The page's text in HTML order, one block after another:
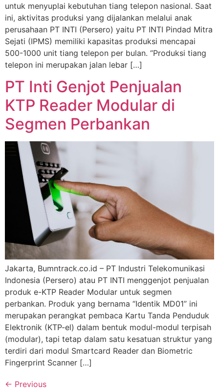
untuk menyuplai kebutuhan tiang telepon nasional. Saat
ini, aktivitas produksi yang dijalankan melalui anak
perusahaan PT INTI (Persero) yaitu PT INTI Pindad Mitra
Sejati (IPMS) memiliki kapasitas produksi mencapai
500-1000 unit tiang telepon per bulan. “Produksi tiang
telepon ini merupakan jalan lebar […]
PT Inti Genjot Penjualan
KTP Reader Modular di
Segmen Perbankan
Jakarta, Bumntrack.co.id – PT Industri Telekomunikasi
Indonesia (Persero) atau PT INTI menggenjot penjualan
produk e-KTP Reader Modular untuk segmen
perbankan. Produk yang bernama “Identik MD01” ini
merupakan perangkat pembaca Kartu Tanda Penduduk
Elektronik (KTP-el) dalam bentuk modul-modul terpisah
(modular), tapi tetap dalam satu kesatuan struktur yang
terdiri dari modul Smartcard Reader dan Biometric
Fingerprint Scanner […]
← Previous